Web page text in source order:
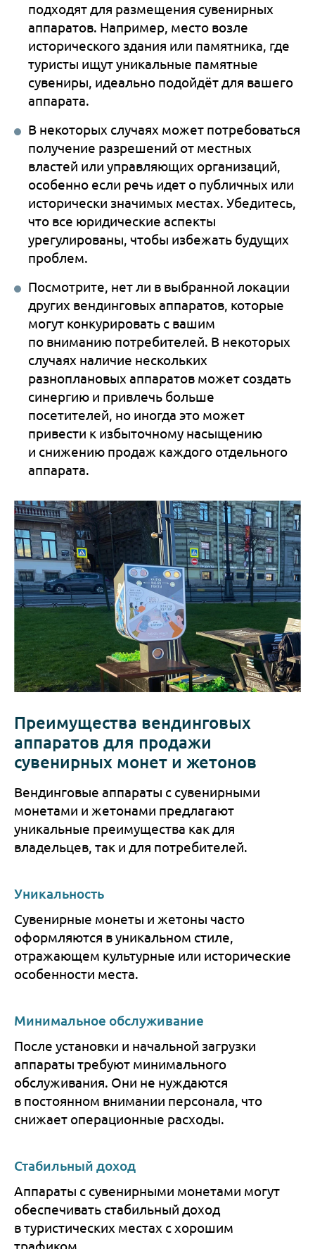
подходят для размещения сувенирных
аппаратов. Например, место возле
исторического здания или памятника, где
туристы ищут уникальные памятные
сувениры, идеально подойдёт для вашего
аппарата.
В некоторых случаях может потребоваться
получение разрешений от местных
властей или управляющих организаций,
особенно если речь идет о публичных или
исторически значимых местах. Убедитесь,
что все юридические аспекты
урегулированы, чтобы избежать будущих
проблем.
Посмотрите, нет ли в выбранной локации
других вендинговых аппаратов, которые
могут конкурировать с вашим
по вниманию потребителей. В некоторых
случаях наличие нескольких
разноплановых аппаратов может создать
синергию и привлечь больше
посетителей, но иногда это может
привести к избыточному насыщению
и снижению продаж каждого отдельного
аппарата.
Преимущества вендинговых
аппаратов для продажи
сувенирных монет и жетонов
Вендинговые аппараты с сувенирными
монетами и жетонами предлагают
уникальные преимущества как для
владельцев, так и для потребителей.
Уникальность
Сувенирные монеты и жетоны часто
оформляются в уникальном стиле,
отражающем культурные или исторические
особенности места.
Минимальное обслуживание
После установки и начальной загрузки
аппараты требуют минимального
обслуживания. Они не нуждаются
в постоянном внимании персонала, что
снижает операционные расходы.
Стабильный доход
Аппараты с сувенирными монетами могут
обеспечивать стабильный доход
в туристических местах с хорошим